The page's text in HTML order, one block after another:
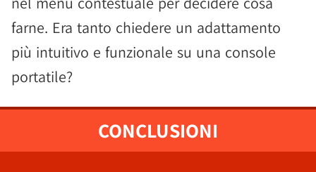
farne. Era tanto chiedere un adattamento
più intuitivo e funzionale su una console
portatile?
CONCLUSIONI